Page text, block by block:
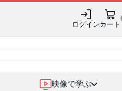
ログインカート
映像で学ぶ